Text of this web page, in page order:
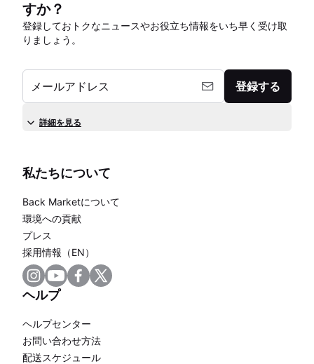
すか？
登録しておトクなニュースやお役立ち情報をいち早く受け取
りましょう。
メールアドレス 登録する
詳細を見る
私たちについて
Back Marketについて
環境への貢献
プレス
採用情報（EN）
ヘルプ
ヘルプセンター
お問い合わせ方法
配送スケジュール